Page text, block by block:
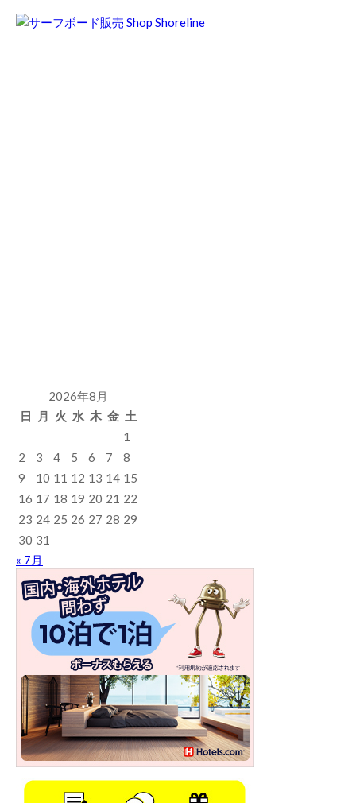
2026年8月
日
月 火 水 木 金 土
1
2
3 4 5 6 7
8
9
10 11 12 13 14 15
16 17 18 19 20 21 22
23 24 25 26 27 28 29
30 31
« 7月